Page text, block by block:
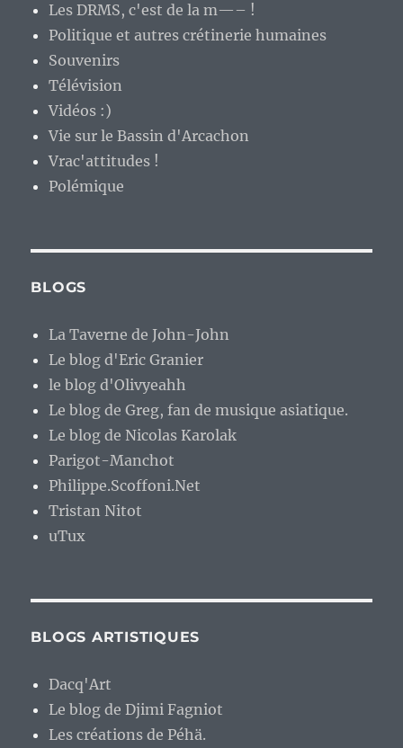
Les DRMS, c'est de la m—– !
Politique et autres crétinerie humaines
Souvenirs
Télévision
Vidéos :)
Vie sur le Bassin d'Arcachon
Vrac'attitudes !
Polémique
BLOGS
La Taverne de John-John
Le blog d'Eric Granier
le blog d'Olivyeahh
Le blog de Greg, fan de musique asiatique.
Le blog de Nicolas Karolak
Parigot-Manchot
Philippe.Scoffoni.Net
Tristan Nitot
uTux
BLOGS ARTISTIQUES
Dacq'Art
Le blog de Djimi Fagniot
Les créations de Péhä.